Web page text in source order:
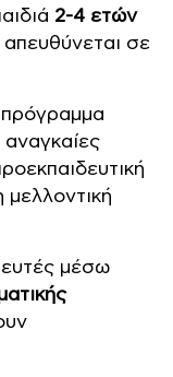
2-4 ετών
σε
μελλοντική
μέσω